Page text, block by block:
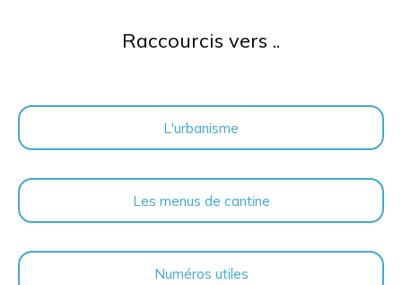
Raccourcis vers ..
L'urbanisme
Les menus de cantine
Numéros utiles